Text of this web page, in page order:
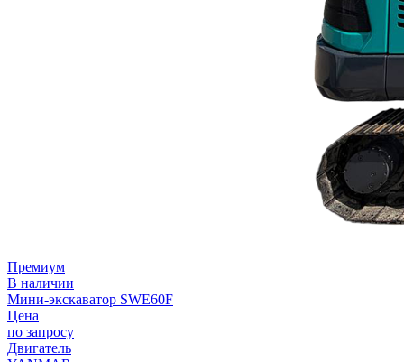
Премиум
В наличии
Мини-экскаватор SWE60F
Цена
по запросу
Двигатель